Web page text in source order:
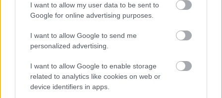
I want to allow my user data to be sent to
Google for online advertising purposes.
I want to allow Google to send me
personalized advertising.
I want to allow Google to enable storage
related to analytics like cookies on web or
device identifiers in apps.
Nem lesz Thievery Corporation a
2009. április 04.
Lemondta nyárra tervezett teljes európai turnéját a
washingtoniThievery Corporation, így a kilencvenes
évek meghatározó downtempo-csapata nem lép ...